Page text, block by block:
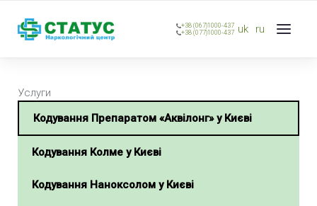
+38 (067)1000-437
+38 (077)1000-437 uk ru
Услуги
Кодування Препаратом «Аквілонг» у Києві
Кодування Колме у Києві
Кодування Наноксолом у Києві